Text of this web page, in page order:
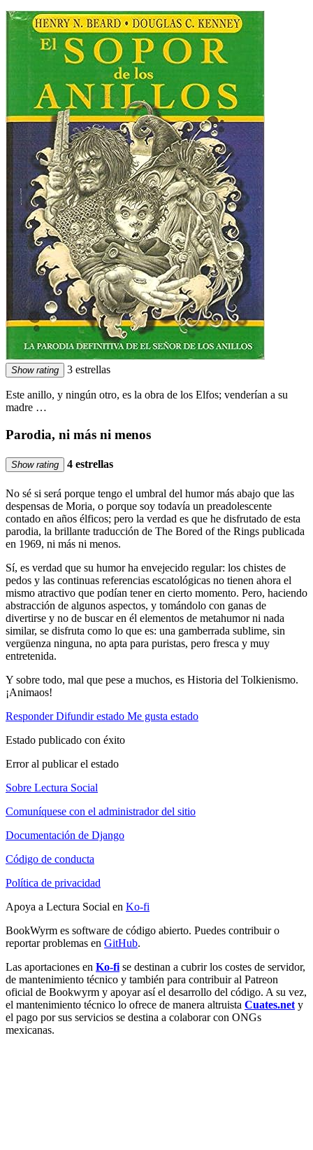
Show rating 3 estrellas
Este anillo, y ningún otro, es la obra de los Elfos; venderían a su
madre …
Parodia, ni más ni menos
Show rating 4 estrellas
No sé si será porque tengo el umbral del humor más abajo que las
despensas de Moria, o porque soy todavía un preadolescente
contado en años élficos; pero la verdad es que he disfrutado de esta
parodia, la brillante traducción de The Bored of the Rings publicada
en 1969, ni más ni menos.
Sí, es verdad que su humor ha envejecido regular: los chistes de
pedos y las continuas referencias escatológicas no tienen ahora el
mismo atractivo que podían tener en cierto momento. Pero, haciendo
abstracción de algunos aspectos, y tomándolo con ganas de
divertirse y no de buscar en él elementos de metahumor ni nada
similar, se disfruta como lo que es: una gamberrada sublime, sin
vergüenza ninguna, no apta para puristas, pero fresca y muy
entretenida.
Y sobre todo, mal que pese a muchos, es Historia del Tolkienismo.
¡Animaos!
Responder Difundir estado Me gusta estado
Estado publicado con éxito
Error al publicar el estado
Sobre Lectura Social
Comuníquese con el administrador del sitio
Documentación de Django
Código de conducta
Política de privacidad
Apoya a Lectura Social en Ko-fi
BookWyrm es software de código abierto. Puedes contribuir o
reportar problemas en GitHub.
Las aportaciones en Ko-fi se destinan a cubrir los costes de servidor,
de mantenimiento técnico y también para contribuir al Patreon
oficial de Bookwyrm y apoyar así el desarrollo del código. A su vez,
el mantenimiento técnico lo ofrece de manera altruista Cuates.net y
el pago por sus servicios se destina a colaborar con ONGs
mexicanas.